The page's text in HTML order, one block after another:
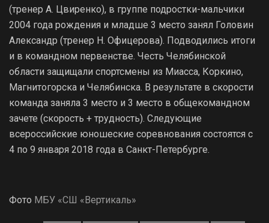
(тренер А. Цвиренко), в группе подростки-мальчики
2004 года рождения и младше 3 место занял Головин
Александр (тренер Н. Офицерова). Подводились итоги
и в командном первенстве. Честь Челябинской
области защищали спортсмены из Миасса, Коркино,
Магнитогорска и Челябинска. В результате в скорости
команда заняла 3 место и 3 место в общекомандном
зачете (скорость + трудность). Следующие
всероссийские юношеские соревнования состоятся с
4 по 9 января 2018 года в Санкт-Петербурге.
Фото МБУ «СШ «Вертикаль»